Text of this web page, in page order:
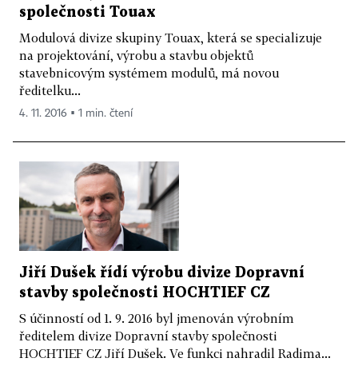
společnosti Touax
Modulová divize skupiny Touax, která se specializuje
na projektování, výrobu a stavbu objektů
stavebnicovým systémem modulů, má novou
ředitelku...
4. 11. 2016 ▪ 1 min. čtení
Jiří Dušek řídí výrobu divize Dopravní
stavby společnosti HOCHTIEF CZ
S účinností od 1. 9. 2016 byl jmenován výrobním
ředitelem divize Dopravní stavby společnosti
HOCHTIEF CZ Jiří Dušek. Ve funkci nahradil Radima...